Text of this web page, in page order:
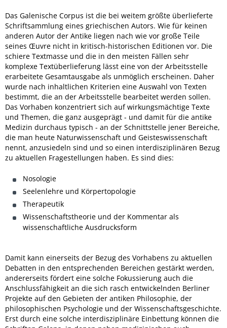
Das Galenische Corpus ist die bei weitem größte überlieferte
Schriftsammlung eines griechischen Autors. Wie für keinen
anderen Autor der Antike liegen nach wie vor große Teile
seines Œuvre nicht in kritisch-historischen Editionen vor. Die
schiere Textmasse und die in den meisten Fällen sehr
komplexe Textüberlieferung lässt eine von der Arbeitsstelle
erarbeitete Gesamtausgabe als unmöglich erscheinen. Daher
wurde nach inhaltlichen Kriterien eine Auswahl von Texten
bestimmt, die an der Arbeitsstelle bearbeitet werden sollen.
Das Vorhaben konzentriert sich auf wirkungsmächtige Texte
und Themen, die ganz ausgeprägt - und damit für die antike
Medizin durchaus typisch - an der Schnittstelle jener Bereiche,
die man heute Naturwissenschaft und Geisteswissenschaft
nennt, anzusiedeln sind und so einen interdisziplinären Bezug
zu aktuellen Fragestellungen haben. Es sind dies:
Nosologie
Seelenlehre und Körpertopologie
Therapeutik
Wissenschaftstheorie und der Kommentar als
wissenschaftliche Ausdrucksform
Damit kann einerseits der Bezug des Vorhabens zu aktuellen
Debatten in den entsprechenden Bereichen gestärkt werden,
andererseits fördert eine solche Fokussierung auch die
Anschlussfähigkeit an die sich rasch entwickelnden Berliner
Projekte auf den Gebieten der antiken Philosophie, der
philosophischen Psychologie und der Wissenschaftsgeschichte.
Erst durch eine solche interdisziplinäre Einbettung können die